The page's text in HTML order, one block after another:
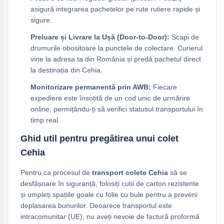
asigură integrarea pachetelor pe rute rutiere rapide și
sigure.
Preluare și Livrare la Ușă (Door-to-Door): Scapi de
drumurile obositoare la punctele de colectare. Curierul
vine la adresa ta din România și predă pachetul direct
la destinația din Cehia.
Monitorizare permanentă prin AWB: Fiecare
expediere este însoțită de un cod unic de urmărire
online, permițându-ți să verifici statusul transportului în
timp real.
Ghid util pentru pregătirea unui colet
Cehia
Pentru ca procesul de transport colete Cehia să se
desfășoare în siguranță, folosiți cutii de carton rezistente
și umpleți spațiile goale cu folie cu bule pentru a preveni
deplasarea bunurilor. Deoarece transportul este
intracomunitar (UE), nu aveți nevoie de factură proformă